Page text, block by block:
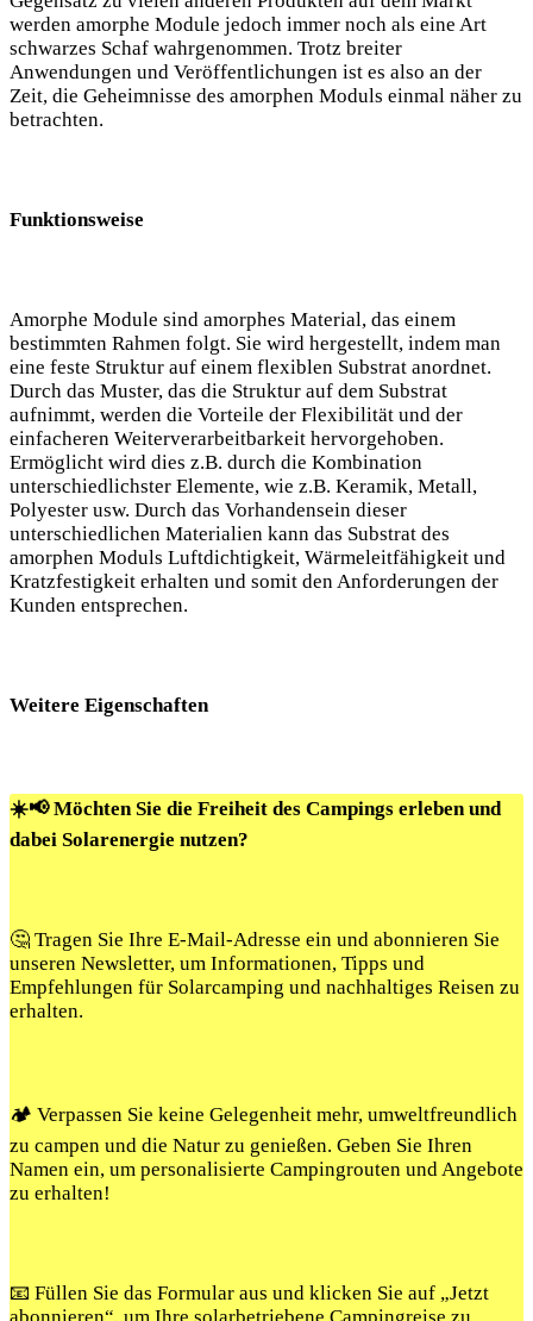
werden amorphe Module jedoch immer noch als eine Art
schwarzes Schaf wahrgenommen. Trotz breiter
Anwendungen und Veröffentlichungen ist es also an der
Zeit, die Geheimnisse des amorphen Moduls einmal näher zu
betrachten.
Funktionsweise
Amorphe Module sind amorphes Material, das einem
bestimmten Rahmen folgt. Sie wird hergestellt, indem man
eine feste Struktur auf einem flexiblen Substrat anordnet.
Durch das Muster, das die Struktur auf dem Substrat
aufnimmt, werden die Vorteile der Flexibilität und der
einfacheren Weiterverarbeitbarkeit hervorgehoben.
Ermöglicht wird dies z.B. durch die Kombination
unterschiedlichster Elemente, wie z.B. Keramik, Metall,
Polyester usw. Durch das Vorhandensein dieser
unterschiedlichen Materialien kann das Substrat des
amorphen Moduls Luftdichtigkeit, Wärmeleitfähigkeit und
Kratzfestigkeit erhalten und somit den Anforderungen der
Kunden entsprechen.
Weitere Eigenschaften
☀️📢 Möchten Sie die Freiheit des Campings erleben und
dabei Solarenergie nutzen?
🤔 Tragen Sie Ihre E-Mail-Adresse ein und abonnieren Sie
unseren Newsletter, um Informationen, Tipps und
Empfehlungen für Solarcamping und nachhaltiges Reisen zu
erhalten.
🏕️ Verpassen Sie keine Gelegenheit mehr, umweltfreundlich
zu campen und die Natur zu genießen. Geben Sie Ihren
Namen ein, um personalisierte Campingrouten und Angebote
zu erhalten!
📧 Füllen Sie das Formular aus und klicken Sie auf „Jetzt